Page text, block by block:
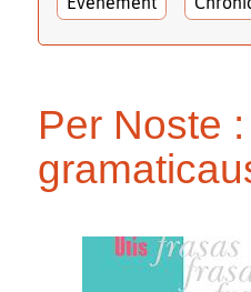
Per Noste